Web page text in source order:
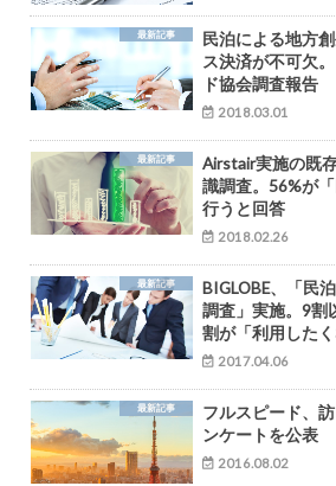
最新記事
民泊による地方
ス決済が不可欠
ド協会調査報告
2018.03.01
最新記事
Airstair実施の既
識調査。56%が
行うと回答
2018.02.26
最新記事
BIGLOBE、「民
調査」実施。9割
割が「利用したく
2017.04.06
最新記事
フルスピード、
ンケートを公表
2016.08.02